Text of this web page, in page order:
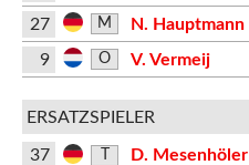
27
M N. Hauptmann
9 O V. Vermeij
ERSATZSPIELER
37
D. Mesenhöler